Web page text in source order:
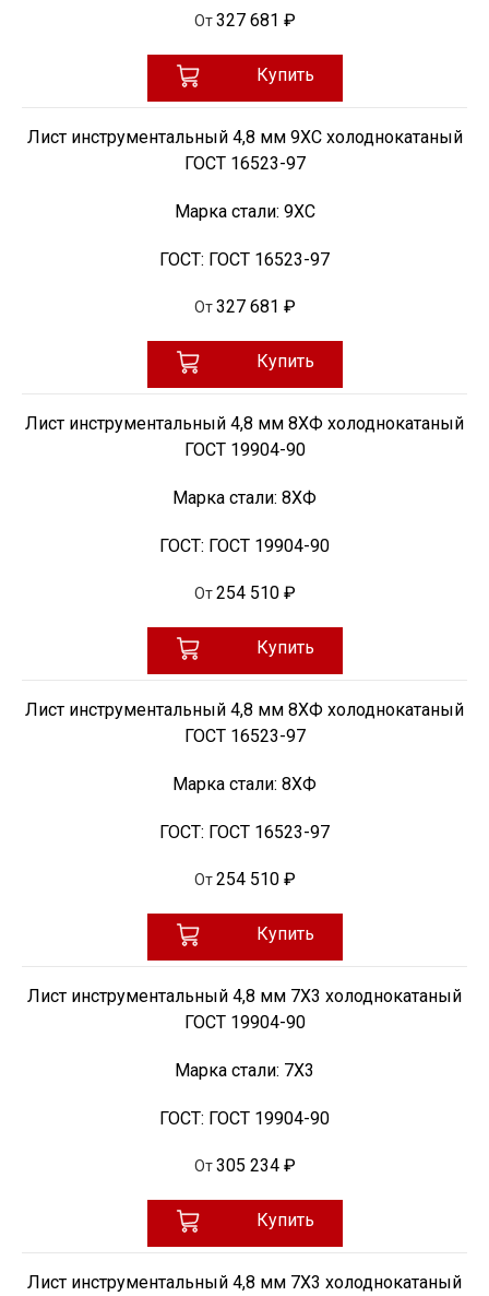
От 327 681 ₽
Купить
Лист инструментальный 4,8 мм 9ХС холоднокатаный
ГОСТ 16523-97
Марка стали: 9ХС
ГОСТ: ГОСТ 16523-97
От 327 681 ₽
Купить
Лист инструментальный 4,8 мм 8ХФ холоднокатаный
ГОСТ 19904-90
Марка стали: 8ХФ
ГОСТ: ГОСТ 19904-90
От 254 510 ₽
Купить
Лист инструментальный 4,8 мм 8ХФ холоднокатаный
ГОСТ 16523-97
Марка стали: 8ХФ
ГОСТ: ГОСТ 16523-97
От 254 510 ₽
Купить
Лист инструментальный 4,8 мм 7Х3 холоднокатаный
ГОСТ 19904-90
Марка стали: 7Х3
ГОСТ: ГОСТ 19904-90
От 305 234 ₽
Купить
Лист инструментальный 4,8 мм 7Х3 холоднокатаный